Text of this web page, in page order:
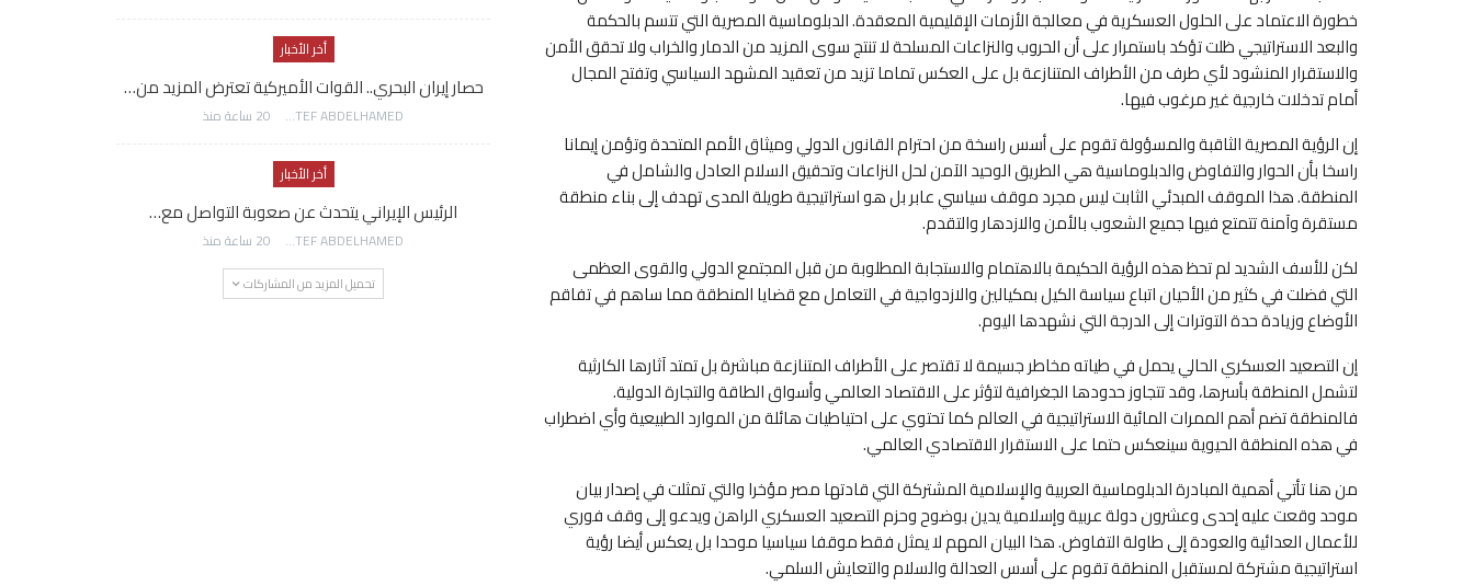
خطورة الاعتماد على الحلول العسكرية في معالجة الأزمات الإقليمية المعقدة. الدبلوماسية المصرية التي تتسم بالحكمة
والبعد الاستراتيجي ظلت تؤكد باستمرار على أن الحروب والنزاعات المسلحة لا تنتج سوى المزيد من الدمار والخراب ولا تحقق الأمن
والاستقرار المنشود لأي طرف من الأطراف المتنازعة بل على العكس تماما تزيد من تعقيد المشهد السياسي وتفتح المجال
أمام تدخلات خارجية غير مرغوب فيها.
إن الرؤية المصرية الثاقبة والمسؤولة تقوم على أسس راسخة من احترام القانون الدولي وميثاق الأمم المتحدة وتؤمن إيمانا
راسخا بأن الحوار والتفاوض والدبلوماسية هي الطريق الوحيد الآمن لحل النزاعات وتحقيق السلام العادل والشامل في
المنطقة. هذا الموقف المبدئي الثابت ليس مجرد موقف سياسي عابر بل هو استراتيجية طويلة المدى تهدف إلى بناء منطقة
مستقرة وآمنة تتمتع فيها جميع الشعوب بالأمن والازدهار والتقدم.
لكن للأسف الشديد لم تحظ هذه الرؤية الحكيمة بالاهتمام والاستجابة المطلوبة من قبل المجتمع الدولي والقوى العظمى
التي فضلت في كثير من الأحيان اتباع سياسة الكيل بمكيالين والازدواجية في التعامل مع قضايا المنطقة مما ساهم في تفاقم
الأوضاع وزيادة حدة التوترات إلى الدرجة التي نشهدها اليوم.
إن التصعيد العسكري الحالي يحمل في طياته مخاطر جسيمة لا تقتصر على الأطراف المتنازعة مباشرة بل تمتد آثارها الكارثية
لتشمل المنطقة بأسرها، وقد تتجاوز حدودها الجغرافية لتؤثر على الاقتصاد العالمي وأسواق الطاقة والتجارة الدولية.
فالمنطقة تضم أهم الممرات المائية الاستراتيجية في العالم كما تحتوي على احتياطيات هائلة من الموارد الطبيعية وأي اضطراب
في هذه المنطقة الحيوية سينعكس حتما على الاستقرار الاقتصادي العالمي.
من هنا تأتي أهمية المبادرة الدبلوماسية العربية والإسلامية المشتركة التي قادتها مصر مؤخرا والتي تمثلت في إصدار بيان
موحد وقعت عليه إحدى وعشرون دولة عربية وإسلامية يدين بوضوح وحزم التصعيد العسكري الراهن ويدعو إلى وقف فوري
للأعمال العدائية والعودة إلى طاولة التفاوض. هذا البيان المهم لا يمثل فقط موقفا سياسيا موحدا بل يعكس أيضا رؤية
استراتيجية مشتركة لمستقبل المنطقة تقوم على أسس العدالة والسلام والتعايش السلمي.
أخر الأخبار
حصار إيران البحري.. القوات الأميركية تعترض المزيد من…
AWATEF ABDELHAMED 20 ساعة منذ
أخر الأخبار
الرئيس الإيراني يتحدث عن صعوبة التواصل مع…
AWATEF ABDELHAMED 20 ساعة منذ
تحميل المزيد من المشاركات